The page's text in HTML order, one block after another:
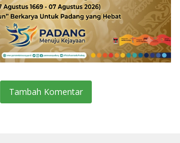
Tambah Komentar